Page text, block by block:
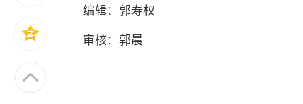
编辑：郭寿权
审核：郭晨